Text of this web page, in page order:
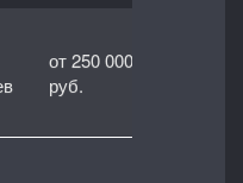
от 250 000
руб.